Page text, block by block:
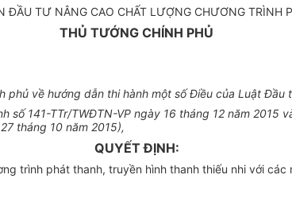
ĐẦU TƯ NÂNG CAO CHẤT LƯỢNG CHƯƠNG TRÌNH
THỦ TƯỚNG CHÍNH PHỦ
phủ về hướng dẫn thi hành một số Điều của Luật Đầu
số 141-TTr/TWĐTN-VP ngày 16 tháng 12 năm
tháng 10 năm 2015),
QUYẾT ĐỊNH:
trình phát thanh, truyền hình thanh thiếu nhi với các